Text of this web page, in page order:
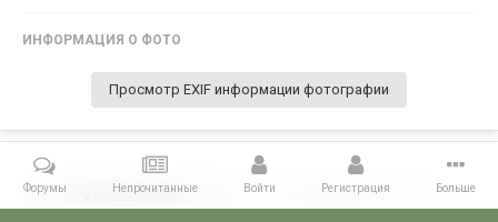
ИНФОРМАЦИЯ О ФОТО
Просмотр EXIF информации фотографии
Поделиться Подписчики 0
Форумы Непрочитанные Войти Регистрация Больше